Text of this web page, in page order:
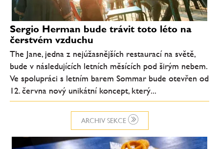
ARCHIV SEKCE
Sergio Herman bude trávit toto léto na
čerstvém vzduchu
The Jane, jedna z nejúžasnějších restaurací na světě,
bude v následujících letních měsících pod širým nebem.
Ve spolupráci s letním barem Sommar bude otevřen od
12. června nový unikátní koncept, který...